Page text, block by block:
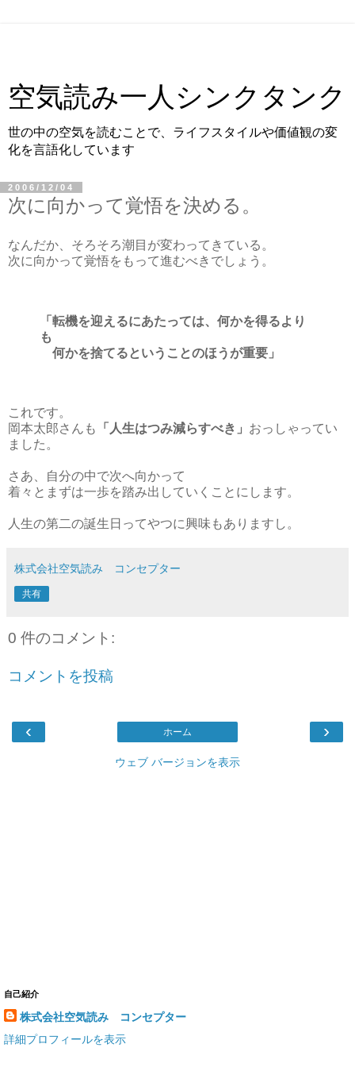
空気読み一人シンクタンク
世の中の空気を読むことで、ライフスタイルや価値観の変
化を言語化しています
2006/12/04
次に向かって覚悟を決める。
なんだか、そろそろ潮目が変わってきている。
次に向かって覚悟をもって進むべきでしょう。
「転機を迎えるにあたっては、何かを得るより
も
何かを捨てるということのほうが重要」
これです。
岡本太郎さんも
「人生はつみ減らすべき」 おっしゃってい
ました。
さあ、自分の中で次へ向かって
着々とまずは一歩を踏み出していくことにします。
人生の第二の誕生日ってやつに興味もありますし。
株式会社空気読み コンセプター
共有
0 件のコメント:
コメントを投稿
‹ ›
ホーム
ウェブ バージョンを表示
自己紹介
株式会社空気読み コンセプター
詳細プロフィールを表示